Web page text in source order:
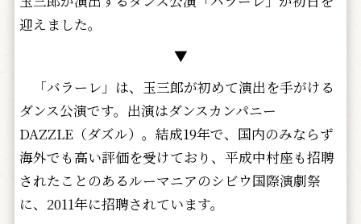
迎えました。
▼
「バラーレ」は、玉三郎が初めて演出を手がける
ダンス公演です。出演はダンスカンパニー
DAZZLE（ダズル）。結成19年で、国内のみならず
海外でも高い評価を受けており、平成中村座も招聘
されたことのあるルーマニアのシビウ国際演劇祭
に、2011年に招聘されています。